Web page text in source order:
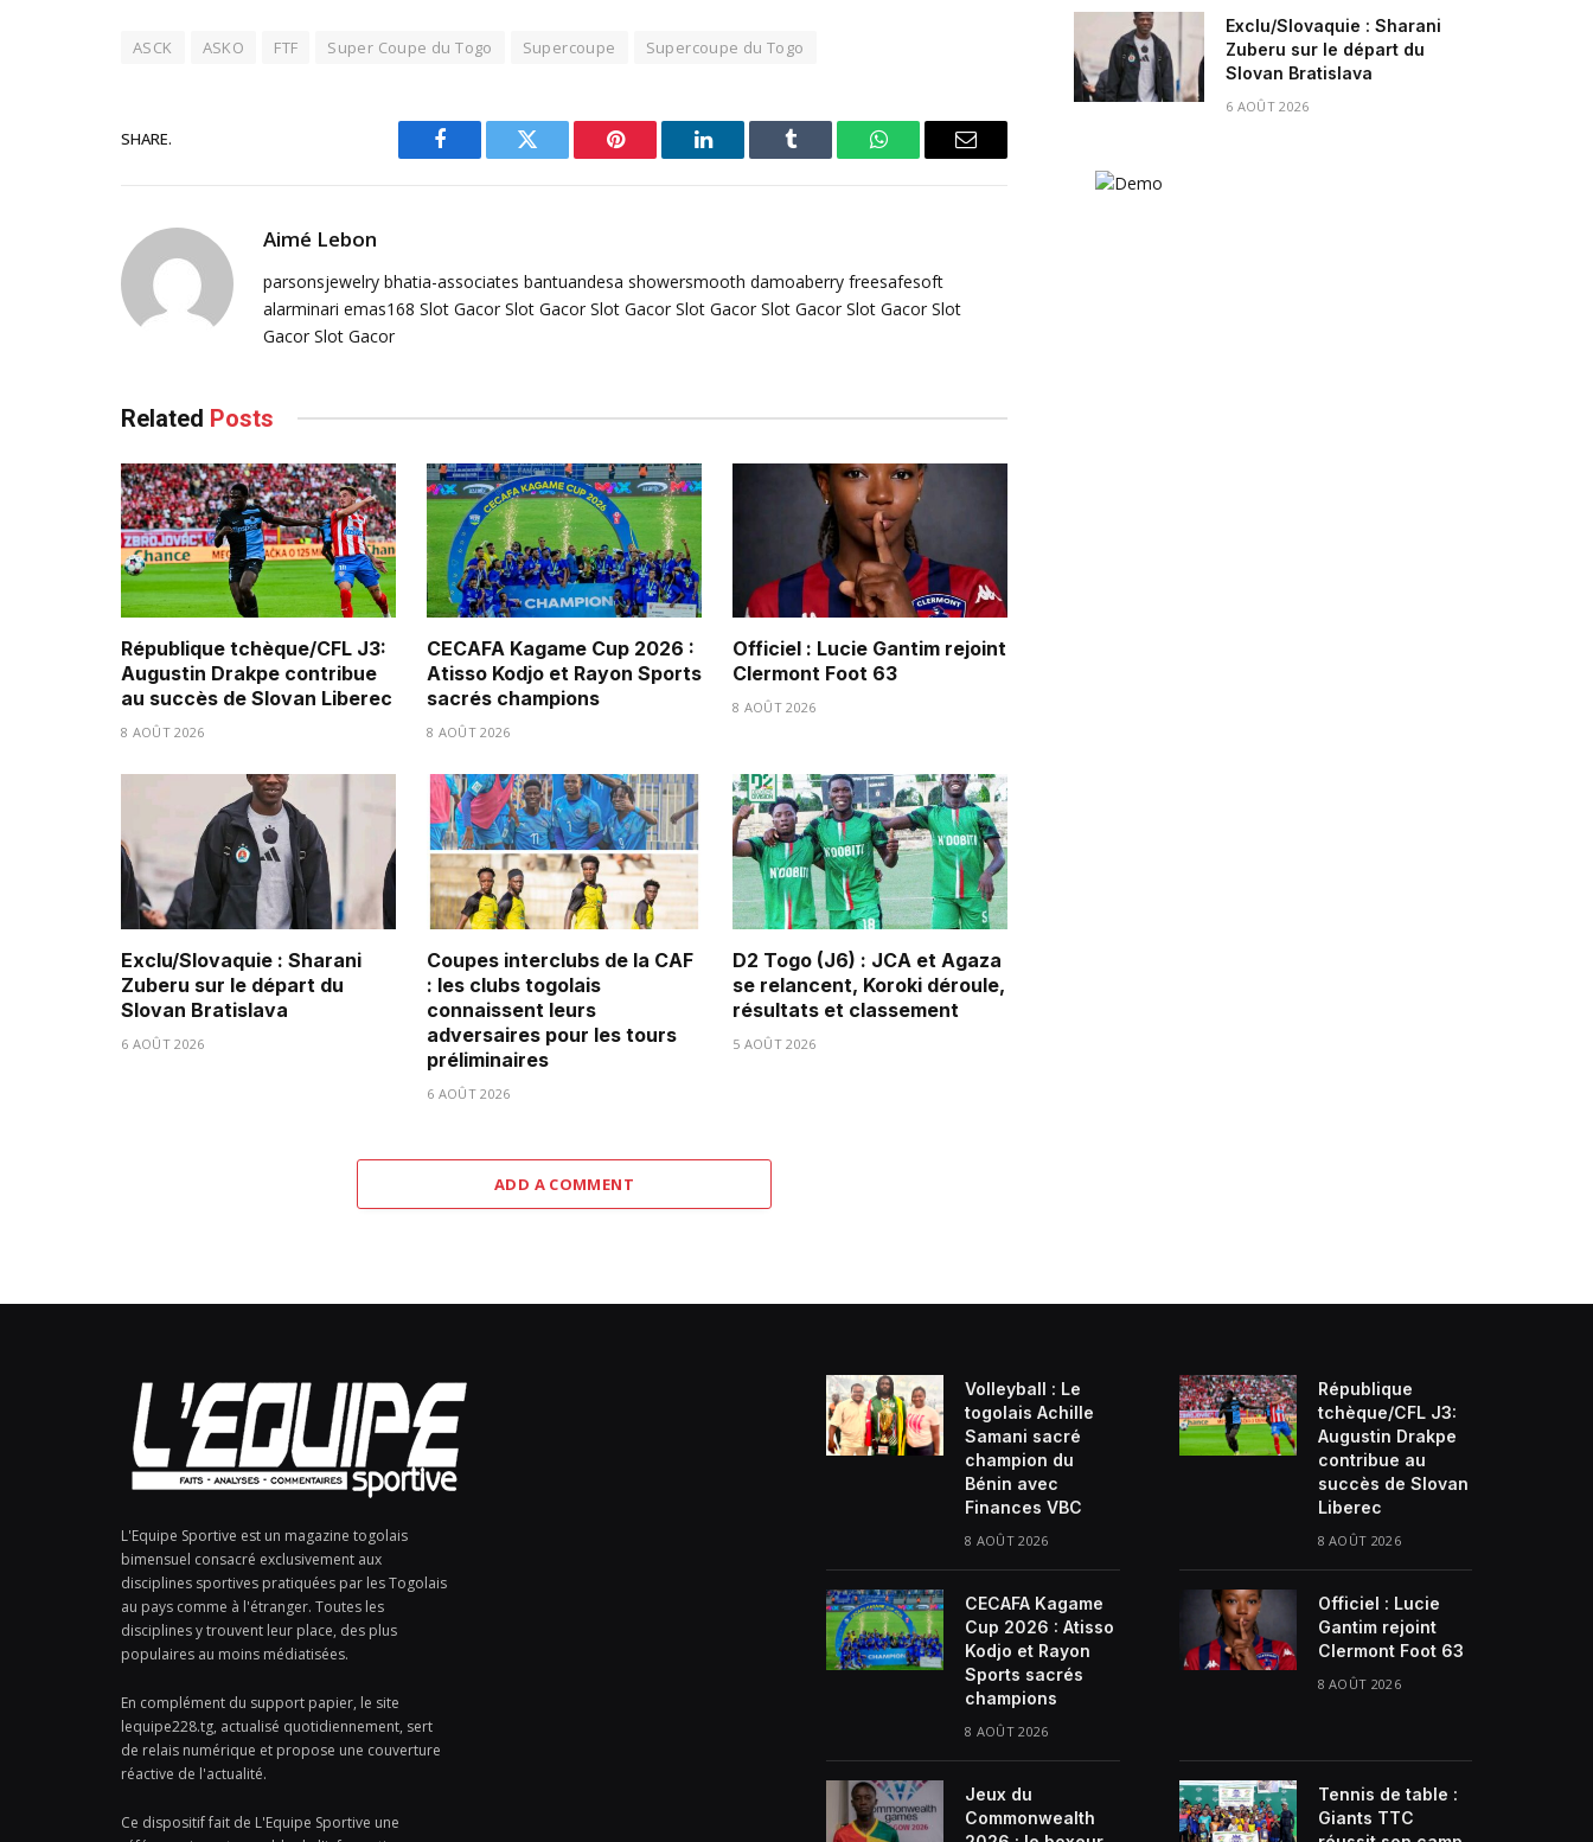
ASCK ASKO FTF Super Coupe du Togo Supercoupe Supercoupe du Togo
SHARE.
Facebook Twitter Pinterest LinkedIn Tumblr WhatsAppEmail
Aimé Lebon
parsonsjewelry bhatia-associates bantuandesa showersmooth damoaberry freesafesoft
alarminari emas168 Slot Gacor Slot Gacor Slot Gacor Slot Gacor Slot Gacor Slot Gacor Slot
Gacor Slot Gacor
Related Posts
République tchèque/CFL J3:
Augustin Drakpe contribue
au succès de Slovan Liberec
8 AOÛT 2026
CECAFA Kagame Cup 2026 :
Atisso Kodjo et Rayon Sports
sacrés champions
8 AOÛT 2026
Officiel : Lucie Gantim rejoint
Clermont Foot 63
8 AOÛT 2026
Exclu/Slovaquie : Sharani
Zuberu sur le départ du
Slovan Bratislava
6 AOÛT 2026
Coupes interclubs de la CAF
: les clubs togolais
connaissent leurs
adversaires pour les tours
préliminaires
6 AOÛT 2026
D2 Togo (J6) : JCA et Agaza
se relancent, Koroki déroule,
résultats et classement
5 AOÛT 2026
ADD A COMMENT
Exclu/Slovaquie : Sharani
Zuberu sur le départ du
Slovan Bratislava
6 AOÛT 2026
L'Equipe Sportive est un magazine togolais
bimensuel consacré exclusivement aux
disciplines sportives pratiquées par les Togolais
au pays comme à l'étranger. Toutes les
disciplines y trouvent leur place, des plus
populaires au moins médiatisées.
En complément du support papier, le site
lequipe228.tg, actualisé quotidiennement, sert
de relais numérique et propose une couverture
réactive de l'actualité.
Ce dispositif fait de L'Equipe Sportive une
Volleyball : Le
togolais Achille
Samani sacré
champion du
Bénin avec
Finances VBC
8 AOÛT 2026
République
tchèque/CFL J3:
Augustin Drakpe
contribue au
succès de Slovan
Liberec
8 AOÛT 2026
CECAFA Kagame
Cup 2026 : Atisso
Kodjo et Rayon
Sports sacrés
champions
8 AOÛT 2026
Officiel : Lucie
Gantim rejoint
Clermont Foot 63
8 AOÛT 2026
Jeux du
Commonwealth
Tennis de table :
Giants TTC